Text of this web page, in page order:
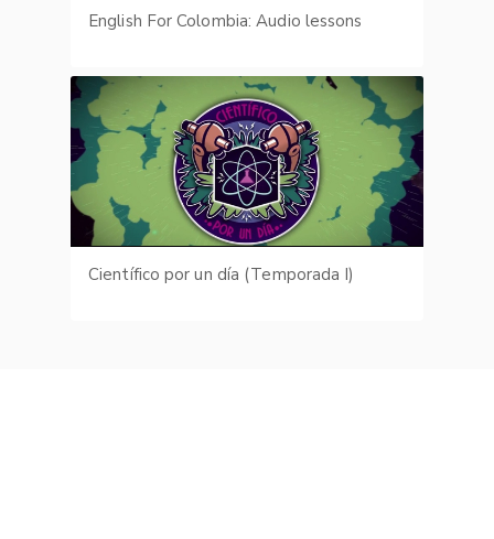
English For Colombia: Audio lessons
Científico por un día (Temporada I)